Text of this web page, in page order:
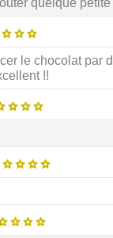
le chocolat par
!!